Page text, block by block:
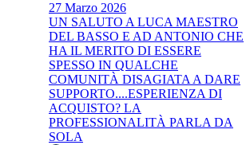
27 Marzo 2026
UN SALUTO A LUCA MAESTRO
DEL BASSO E AD ANTONIO CHE
HA IL MERITO DI ESSERE
SPESSO IN QUALCHE
COMUNITÀ DISAGIATA A DARE
SUPPORTO....ESPERIENZA DI
ACQUISTO? LA
PROFESSIONALITÀ PARLA DA
SOLA